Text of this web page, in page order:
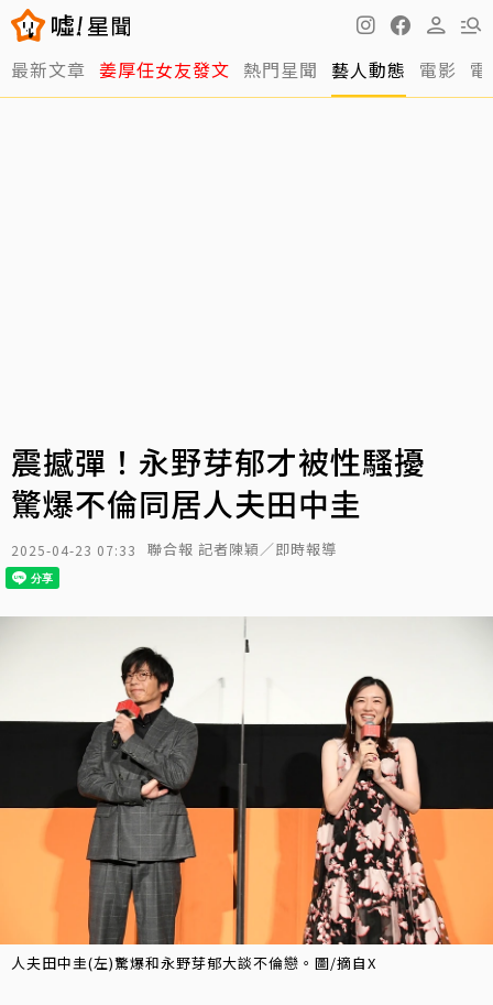
最新文章 姜厚任女友發文 熱門星聞 藝人動態 電影
震撼彈！永野芽郁才被性騷擾
驚爆不倫同居人夫田中圭
2025-04-23 07:33 聯合報 記者陳穎／即時報導
人夫田中圭(左)驚爆和永野芽郁大談不倫戀。圖/摘自X